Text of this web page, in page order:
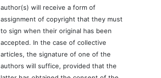
author(s) will receive a form of
assignment of copyright that they must
to sign when their original has been
accepted. In the case of collective
articles, the signature of one of the
authors will suffice, provided that the